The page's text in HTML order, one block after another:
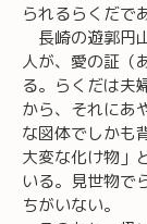
られるらくだで
長崎の遊郭円
人が、愛の証（
る。らくだは夫
から、それにあ
な図体でしかも
大変な化け物」
いる。見世物で
ちがいない。